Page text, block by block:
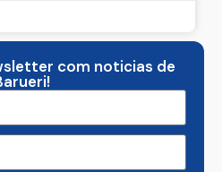
com noticias de